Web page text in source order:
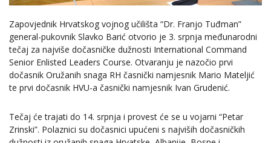
Zapovjednik Hrvatskog vojnog učilišta “Dr. Franjo Tuđman”
general-pukovnik Slavko Barić otvorio je 3. srpnja međunarodni
tečaj za najviše dočasničke dužnosti International Command
Senior Enlisted Leaders Course. Otvaranju je nazočio prvi
dočasnik Oružanih snaga RH časnički namjesnik Mario Mateljić
te prvi dočasnik HVU-a časnički namjesnik Ivan Grudenić.
Tečaj će trajati do 14. srpnja i provest će se u vojarni “Petar
Zrinski”. Polaznici su dočasnici upućeni s najviših dočasničkih